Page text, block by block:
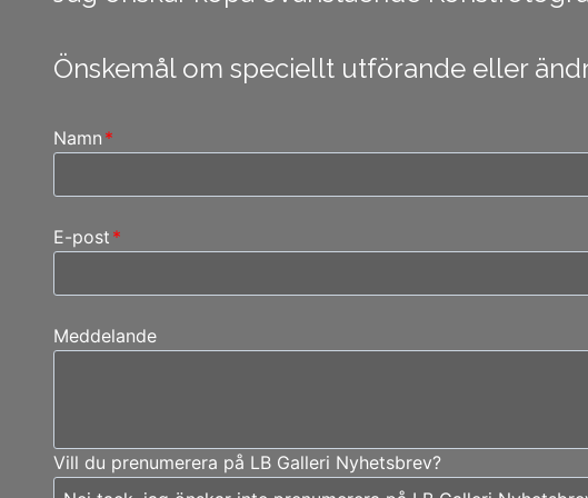
Önskemål om speciellt utförande eller
Namn *
E-post *
Meddelande
Vill du prenumerera på LB Galleri Nyhetsbrev?